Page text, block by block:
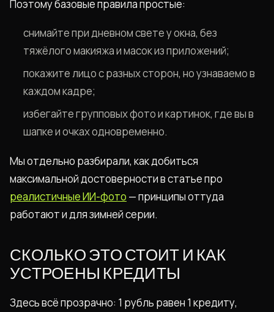
Поэтому базовые правила простые:
снимайте при дневном свете у окна, без
тяжёлого макияжа и масок из приложений;
покажите лицо с разных сторон, но узнаваемо в
каждом кадре;
избегайте групповых фото и картинок, где вы в
шапке и очках одновременно.
Мы отдельно разбирали, как добиться
максимальной достоверности в статье про
реалистичные ИИ-фото — принципы оттуда
работают и для зимней серии.
СКОЛЬКО ЭТО СТОИТ И КАК
УСТРОЕНЫ КРЕДИТЫ
Здесь всё прозрачно: 1 рубль равен 1 кредиту,